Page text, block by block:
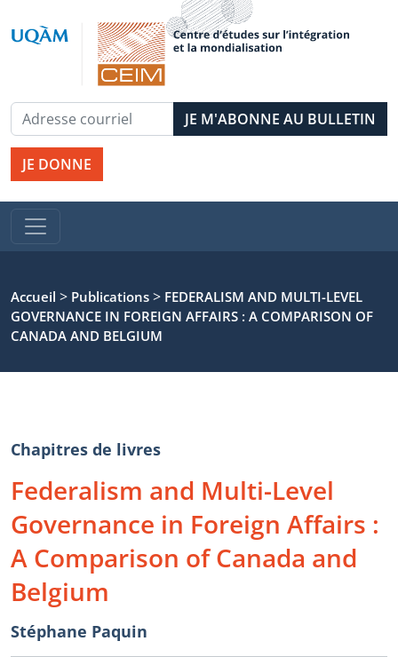
JE DONNE
Accueil > Publications > FEDERALISM AND MULTI-LEVEL
GOVERNANCE IN FOREIGN AFFAIRS : A COMPARISON OF
CANADA AND BELGIUM
Chapitres de livres
Federalism and Multi-Level
Governance in Foreign Affairs :
A Comparison of Canada and
Belgium
Stéphane Paquin